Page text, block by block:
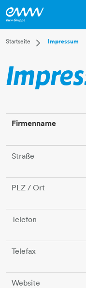
Startseite
Dropdown
Mehr
Impressum
Firmenname
Straße
PLZ / Ort
Telefon
Telefax
Website